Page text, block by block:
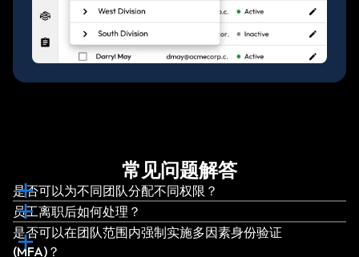
常见问题解答
是否可以为不同团队分配不同权限？
员工离职后如何处理？
是否可以在团队范围内强制实施多因素身份验证
(MFA)？